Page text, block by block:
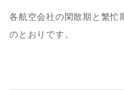
各航空会社の閑散期と繁忙
のとおりです。